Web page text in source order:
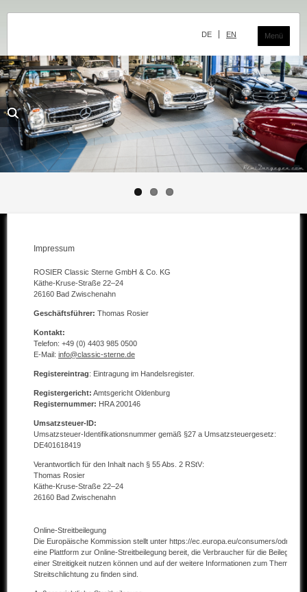
DE EN Menü
Das Classic Center
Geschichte
Die Ausstellung
Verkaufte Fahrzeuge
Impressum
Datenschutz
Impressum
ROSIER Classic Sterne GmbH & Co. KG
Käthe-Kruse-Straße 22–24
26160 Bad Zwischenahn
Geschäftsführer: Thomas Rosier
Kontakt:
Telefon: +49 (0) 4403 985 0500
E-Mail: info@classic-sterne.de
Registereintrag: Eintragung im Handelsregister.
Registergericht: Amtsgericht Oldenburg
Registernummer: HRA 200146
Umsatzsteuer-ID:
Umsatzsteuer-Identifikationsnummer gemäß §27 a Umsatzsteuergesetz:
DE401618419
Verantwortlich für den Inhalt nach § 55 Abs. 2 RStV:
Thomas Rosier
Käthe-Kruse-Straße 22–24
26160 Bad Zwischenahn
Online-Streitbeilegung
Die Europäische Kommission stellt unter https://ec.europa.eu/consumers/odr/
eine Plattform zur Online-Streitbeilegung bereit, die Verbraucher für die Beilegung
einer Streitigkeit nutzen können und auf der weitere Informationen zum Thema
Streitschlichtung zu finden sind.